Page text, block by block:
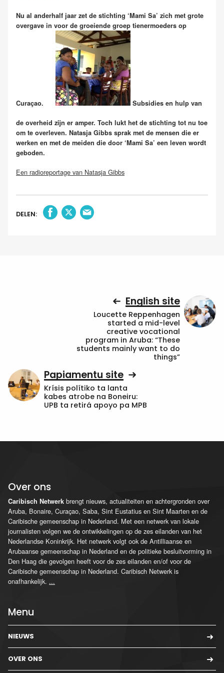
Nu al anderhalf jaar zet de stichting ‘Mami Sa’ zich met grote
overgave in voor de groeiende groep tienermoeders op
Curaçao. Subsidies en hulp van
de overheid zijn er amper. Toch lukt het de stichting tot nu toe
om te overleven. Natasja Gibbs sprak met de mensen die er
werken en met de meiden die door ‘Mami Sa’ een leven wordt
geboden.
Een radioreportage van Natasja Gibbs
DELEN:
English site
Loucette Reppenhagen
started a mid-level
creative vocational
program in Aruba: “These
students mainly want to do
things”
Papiamentu site
Krísis polítiko ta lanta
kabes atrobe na Boneiru:
UPB ta retirá apoyo pa MPB
Over ons
Caribisch Netwerk brengt nieuws, actualiteiten en achtergronden over
Aruba, Bonaire, Curaçao, Saba, Sint Eustatius en Sint Maarten en de
Caribische gemeenschap in Nederland. Met een netwerk van lokale
journalisten volgen we de ontwikkelingen op de zes eilanden van het
Nederlandse Koninkrijk. Het netwerk volgt ook de Antilliaanse en
Arubaanse gemeenschap in Nederland en de politieke besluitvorming in
Den Haag die gevolgen heeft voor de zes eilanden en/of voor de
Caribische gemeenschap in Nederland. Caribisch Netwerk is
onafhankelijk. ...
Menu
NIEUWS
OVER ONS